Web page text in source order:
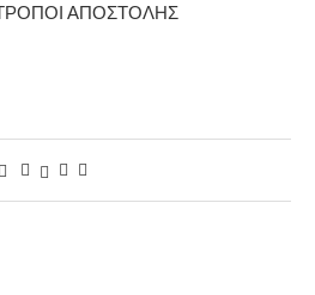
ΤΡΟΠΟΙ ΑΠΟΣΤΟΛΗΣ